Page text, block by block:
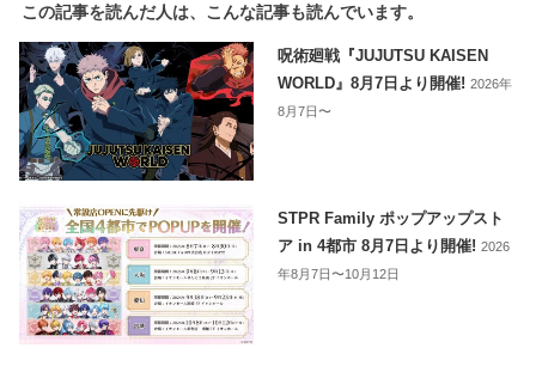
この記事を読んだ人は、こんな記事も読んでいます。
呪術廻戦『JUJUTSU KAISEN
WORLD』8月7日より開催!2026年
8月7日〜
STPR Family ポップアップスト
ア in 4都市 8月7日より開催!2026
年8月7日〜10月12日